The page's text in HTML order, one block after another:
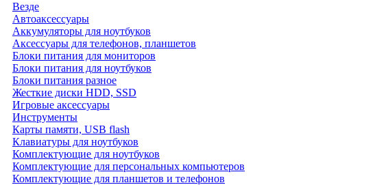
Везде
Автоаксессуары
Аккумуляторы для ноутбуков
Аксессуары для телефонов, планшетов
Блоки питания для мониторов
Блоки питания для ноутбуков
Блоки питания разное
Жесткие диски HDD, SSD
Игровые аксессуары
Инструменты
Карты памяти, USB flash
Клавиатуры для ноутбуков
Комплектующие для ноутбуков
Комплектующие для персональных компьютеров
Комплектующие для планшетов и телефонов